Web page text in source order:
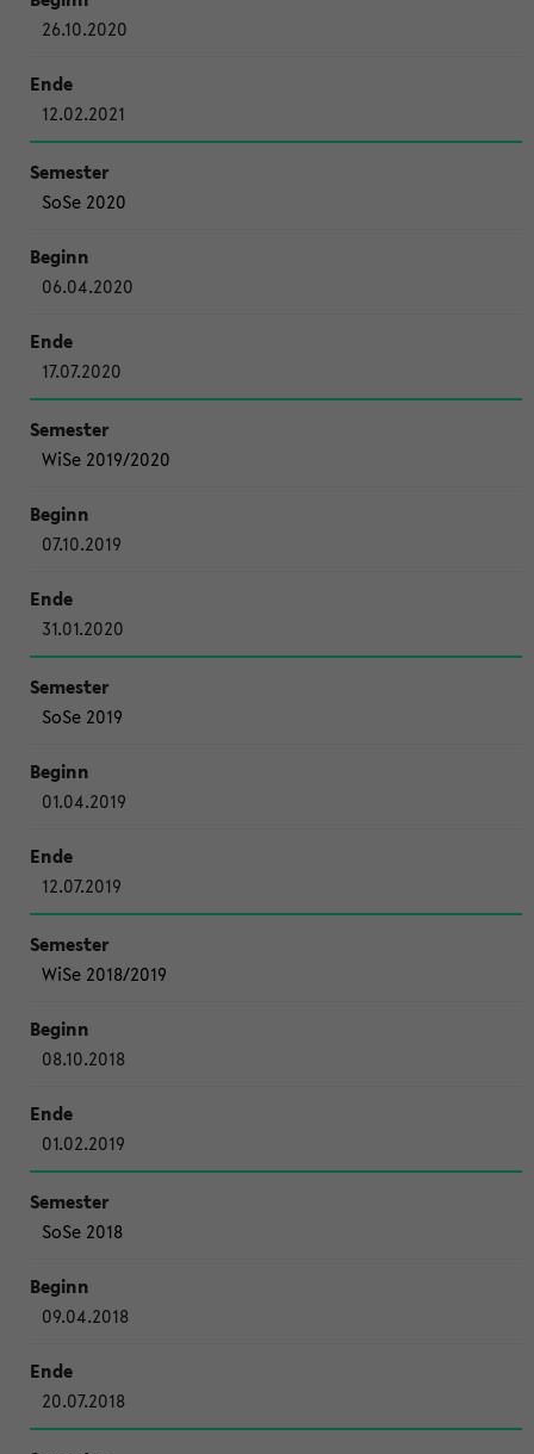
26.10.2020
12.02.2021
SoSe 2020
06.04.2020
17.07.2020
WiSe 2019/2020
07.10.2019
31.01.2020
SoSe 2019
01.04.2019
12.07.2019
WiSe 2018/2019
08.10.2018
01.02.2019
SoSe 2018
09.04.2018
20.07.2018